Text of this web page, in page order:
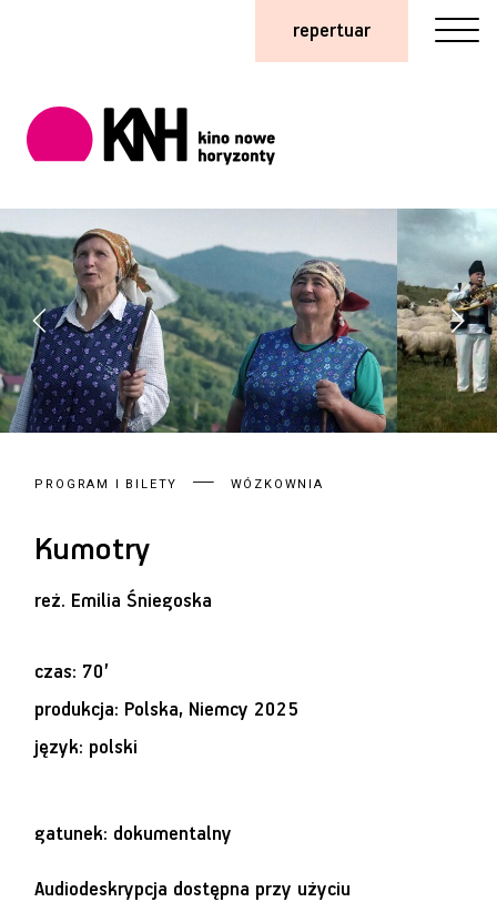
repertuar
PROGRAM I BILETY WÓZKOWNIA
Kumotry
reż. Emilia Śniegoska
czas: 70’
produkcja: Polska, Niemcy 2025
język: polski
gatunek: dokumentalny
Audiodeskrypcja dostępna przy użyciu